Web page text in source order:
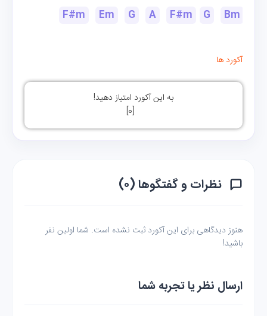
F#m Em G A F#m G Bm
آکورد ها
به این آکورد امتیاز دهید!
[
0
]
نظرات و گفتگوها (۰)
هنوز دیدگاهی برای این آکورد ثبت نشده است. شما اولین نفر
باشید!
ارسال نظر یا تجربه شما